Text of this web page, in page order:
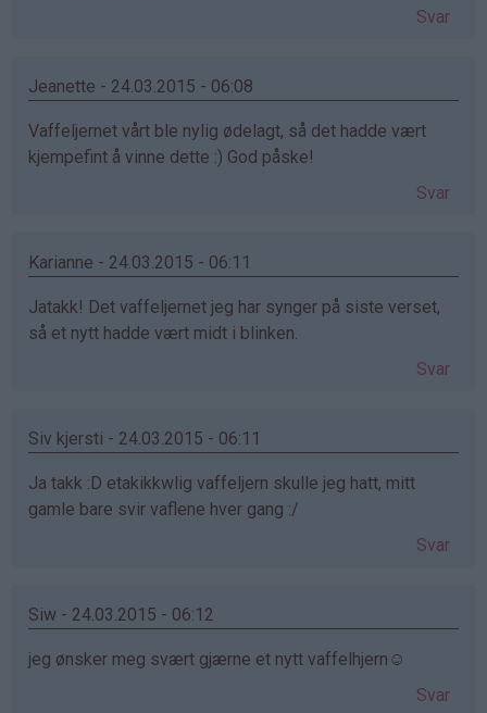
Svar
Jeanette - 24.03.2015 - 06:08
Vaffeljernet vårt ble nylig ødelagt, så det hadde vært
kjempefint å vinne dette :) God påske!
Svar
Karianne - 24.03.2015 - 06:11
Jatakk! Det vaffeljernet jeg har synger på siste verset,
så et nytt hadde vært midt i blinken.
Svar
Siv kjersti - 24.03.2015 - 06:11
Ja takk :D etakikkwlig vaffeljern skulle jeg hatt, mitt
gamle bare svir vaflene hver gang :/
Svar
Siw - 24.03.2015 - 06:12
jeg ønsker meg svært gjærne et nytt vaffelhjern☺️
Svar